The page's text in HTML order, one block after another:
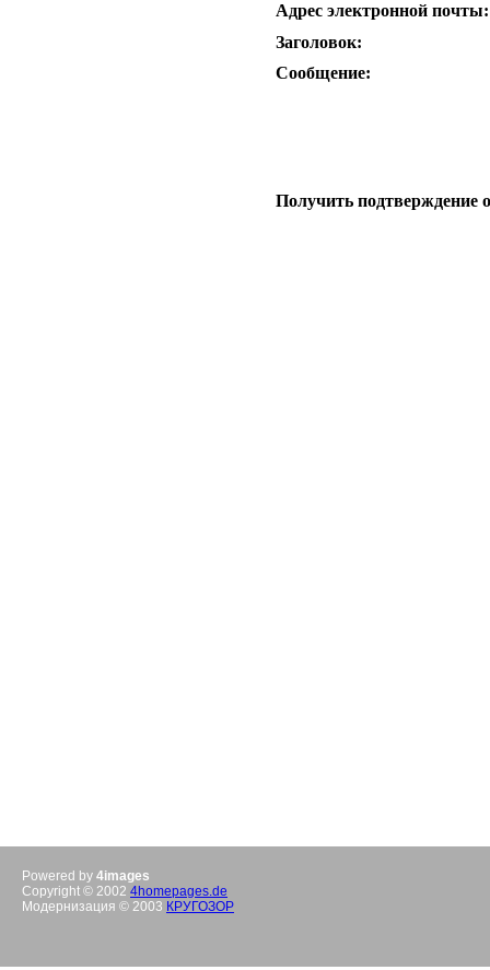
Адрес электронной почты:
Заголовок:
Сообщение:
Получить подтверждение
Powered by 4images
Copyright © 2002 4homepages.de
Модернизация © 2003 КРУГОЗОР